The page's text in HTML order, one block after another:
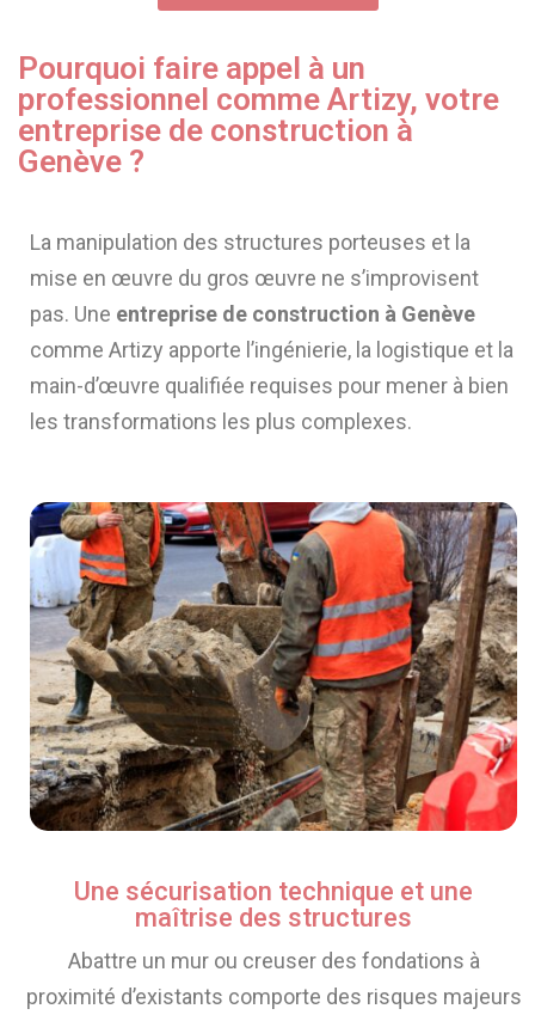
Pourquoi faire appel à un
professionnel comme Artizy, votre
entreprise de construction à
Genève ?
La manipulation des structures porteuses et la
mise en œuvre du gros œuvre ne s’improvisent
pas. Une entreprise de construction à Genève
comme Artizy apporte l’ingénierie, la logistique et la
main-d’œuvre qualifiée requises pour mener à bien
les transformations les plus complexes.
Une sécurisation technique et une
maîtrise des structures
Abattre un mur ou creuser des fondations à
proximité d’existants comporte des risques majeurs